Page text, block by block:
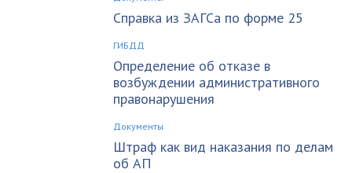
Справка из ЗАГСа по форме 25
ГИБДД
Определение об отказе в
возбуждении административного
правонарушения
Документы
Штраф как вид наказания по делам
об АП